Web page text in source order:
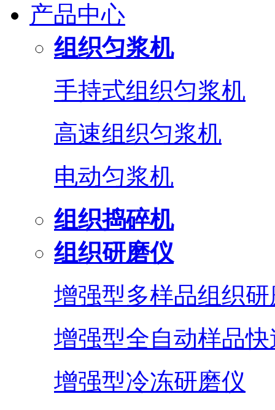
产品中心
组织匀浆机
手持式组织匀浆机
高速组织匀浆机
电动匀浆机
组织捣碎机
组织研磨仪
增强型多样品组织
增强型全自动样品
增强型冷冻研磨仪